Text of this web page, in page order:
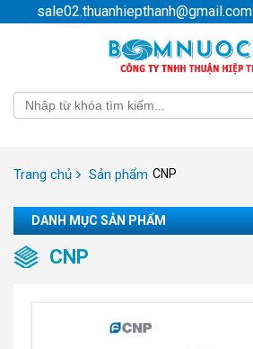
sale02.thuanhiepthanh@gmail.com
Trang chủ Sản phẩm CNP
DANH MỤC SẢN PHẨM
CNP